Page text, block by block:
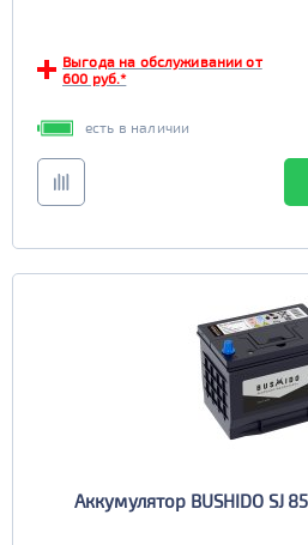
Выгода на обслуживании от
600 руб.*
есть в наличии
Аккумулятор BUSHIDO SJ